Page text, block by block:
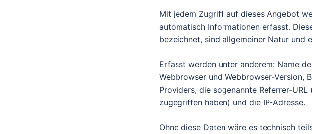
Mit jedem Zugriff auf dieses Angebot
automatisch Informationen erfasst.
bezeichnet, sind allgemeiner Natur und
Erfasst werden unter anderem: Name
Webbrowser und Webbrowser-Version,
Providers, die sogenannte Referrer-
zugegriffen haben) und die IP-Adresse.
Ohne diese Daten wäre es technisch